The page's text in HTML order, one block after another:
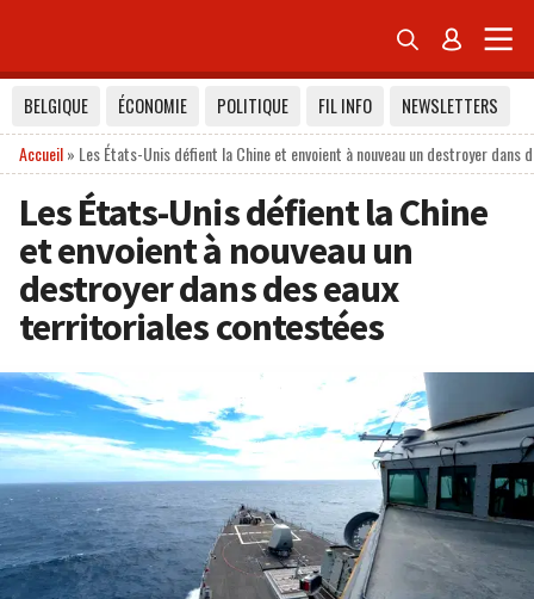
 
BELGIQUE ÉCONOMIE POLITIQUE FIL INFO
NEWSLETTERS
Accueil» Les États-Unis défient la Chine et envoient à nouveau un destroyer
Les États-Unis défient la Chine
et envoient à nouveau un
destroyer dans des eaux
territoriales contestées